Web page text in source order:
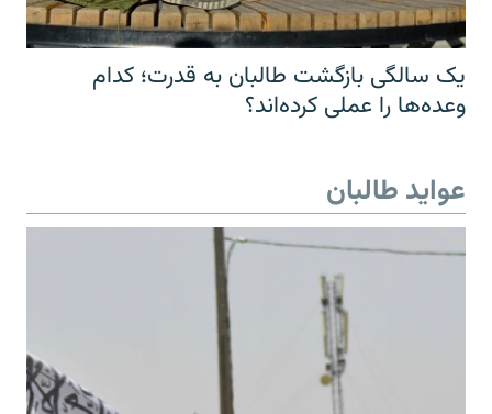
یک سالگی بازگشت طالبان به قدرت؛ کدام
وعده‌ها را عملی کرده‌اند؟
عواید طالبان